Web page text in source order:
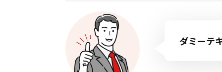
ダミーテ